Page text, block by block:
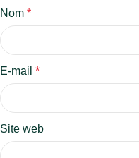
Nom *
E-mail *
Site web